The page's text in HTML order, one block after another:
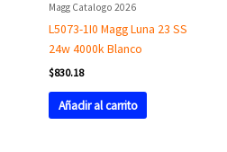
Magg Catalogo 2026
L5073-1I0 Magg Luna 23 SS
24w 4000k Blanco
$830.18
Añadir al carrito